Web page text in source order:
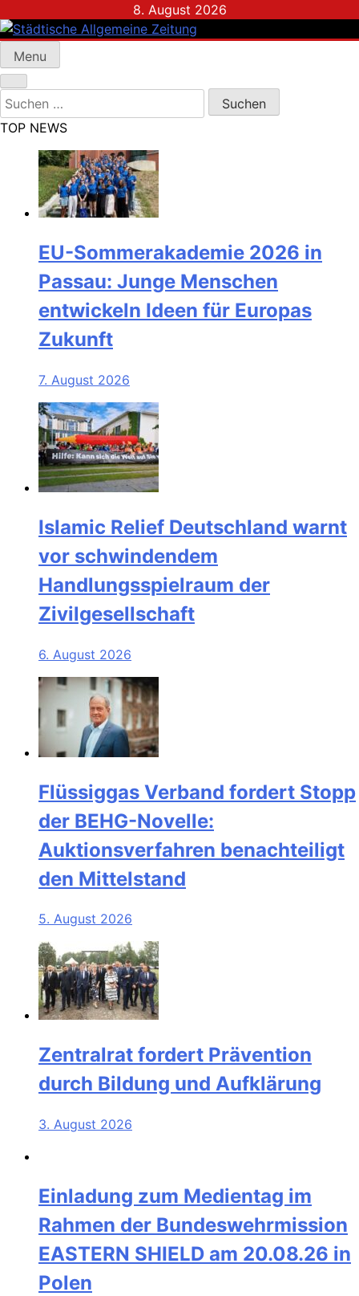
to
content
8. August 2026
Städtische Allgemeine Zeitung
Menu
Suchen
nach:
TOP NEWS
EU-Sommerakademie 2026 in
Passau: Junge Menschen
entwickeln Ideen für Europas
Zukunft
7. August 2026
Islamic Relief Deutschland warnt
vor schwindendem
Handlungsspielraum der
Zivilgesellschaft
6. August 2026
Flüssiggas Verband fordert Stopp
der BEHG-Novelle:
Auktionsverfahren benachteiligt
den Mittelstand
5. August 2026
Zentralrat fordert Prävention
durch Bildung und Aufklärung
3. August 2026
Einladung zum Medientag im
Rahmen der Bundeswehrmission
EASTERN SHIELD am 20.08.26 in
Polen